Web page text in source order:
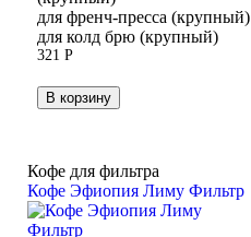
для френч-пресса (крупный)
для колд брю (крупный)
321 Р
В корзину
Кофе для фильтра
Кофе Эфиопия Лиму Фильтр